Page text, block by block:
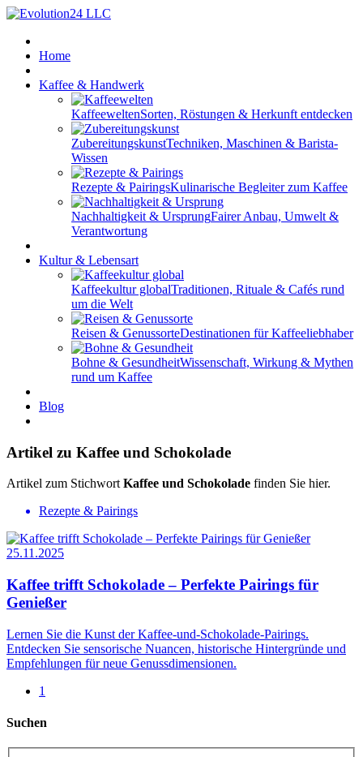
Home
Kaffee & Handwerk
KaffeeweltenSorten, Röstungen & Herkunft entdecken
ZubereitungskunstTechniken, Maschinen & Barista-
Wissen
Rezepte & PairingsKulinarische Begleiter zum Kaffee
Nachhaltigkeit & UrsprungFairer Anbau, Umwelt &
Verantwortung
Kultur & Lebensart
Kaffeekultur globalTraditionen, Rituale & Cafés rund
um die Welt
Reisen & GenussorteDestinationen für Kaffeeliebhaber
Bohne & GesundheitWissenschaft, Wirkung & Mythen
rund um Kaffee
Blog
Artikel zu Kaffee und Schokolade
Artikel zum StichwortKaffee und Schokolade finden Sie hier.
Rezepte & Pairings
25.11.2025
Kaffee trifft Schokolade – Perfekte Pairings für
Genießer
Lernen Sie die Kunst der Kaffee-und-Schokolade-Pairings.
Entdecken Sie sensorische Nuancen, historische Hintergründe und
Empfehlungen für neue Genussdimensionen.
1
Suchen